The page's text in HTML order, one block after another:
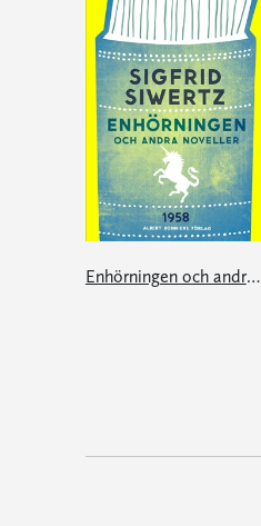
Enhörningen och andra noveller